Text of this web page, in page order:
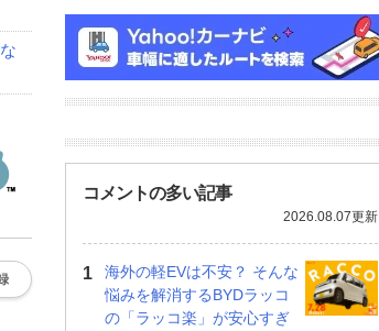
コメントの多い記事
2026.08.07更新
海外の軽EVは不安？ そんな
悩みを解消するBYDラッコ
の「ラッコ楽」が安心すぎ